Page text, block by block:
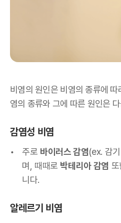
비염의 원인은 비염의 종류에
염의 종류와 그에 따른 원인은
감염성 비염
주로 바이러스 감염(ex. 감
며, 때때로 박테리아 감염
니다.
알레르기 비염